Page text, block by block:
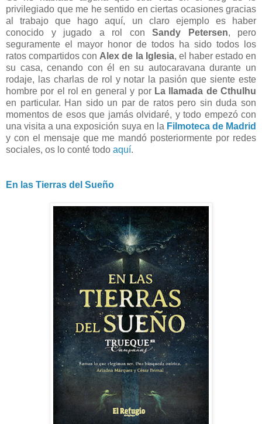
privilegiado que me he sentido en ciertas ocasiones gracias
al trabajo que hago aquí, un claro ejemplo es haber
conocido y jugado a rol con Sandy Petersen, pero
seguramente el mayor honor de todos ha sido todos los
ratos compartidos con Alex de la Iglesia, el haber estado en
su casa, cenando con él en su autocaravana durante un
rodaje, las charlas de rol y notar la pasión que siente este
hombre por el rol en general y por La llamada de Cthulhu
en particular. Han sido un par de ratos pero sin duda son
momentos de esos que jamás olvidaré, y todo empezó con
una visita a una exposición suya en la Filmoteca de Madrid
y con el mensaje que me mandó posteriormente por redes
sociales, os lo conté todo aquí.
En las Tierras del Sueño